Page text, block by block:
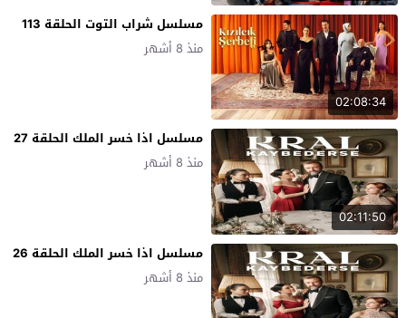
02:08:34
مسلسل شراب التوت الحلقة 113
منذ 8 أشهر
02:11:50
مسلسل اذا خسر الملك الحلقة 27
منذ 8 أشهر
مسلسل اذا خسر الملك الحلقة 26
منذ 8 أشهر